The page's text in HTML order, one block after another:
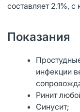
составляет 2.1%, с
Показания
инфекции
Ринит
Синусит;